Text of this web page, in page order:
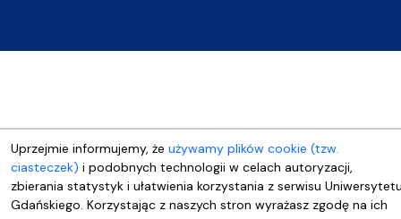
Uprzejmie informujemy, że używamy plików cookie (tzw.
ciasteczek) i podobnych technologii w celach autoryzacji,
zbierania statystyk i ułatwienia korzystania z serwisu
Gdańskiego. Korzystając z naszych stron wyrażasz zgodę na ich